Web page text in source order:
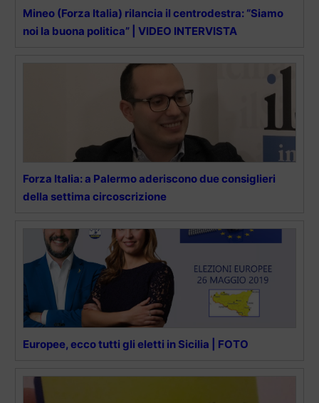
Mineo (Forza Italia) rilancia il centrodestra: “Siamo
noi la buona politica” | VIDEO INTERVISTA
Forza Italia: a Palermo aderiscono due consiglieri
della settima circoscrizione
Europee, ecco tutti gli eletti in Sicilia | FOTO